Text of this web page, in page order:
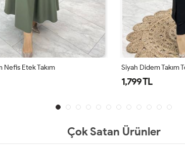
Nefis Etek Takım Siyah Didem Takım
1,799 TL
Çok Satan Ürünler